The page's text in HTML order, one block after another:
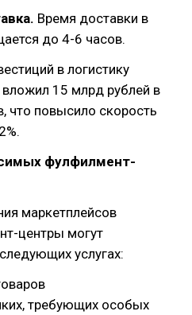
Время доставки в
до 4-6 часов.
в логистику
15 млрд рублей в
что повысило скорость
фулфилмент-
маркетплейсов
центры могут
услугах:
требующих особых